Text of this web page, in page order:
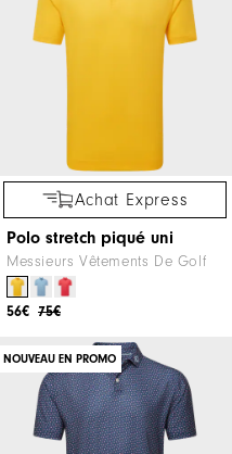
Achat Express
Polo stretch piqué uni
Messieurs Vêtements De Golf
75€
56€
NOUVEAU EN PROMO